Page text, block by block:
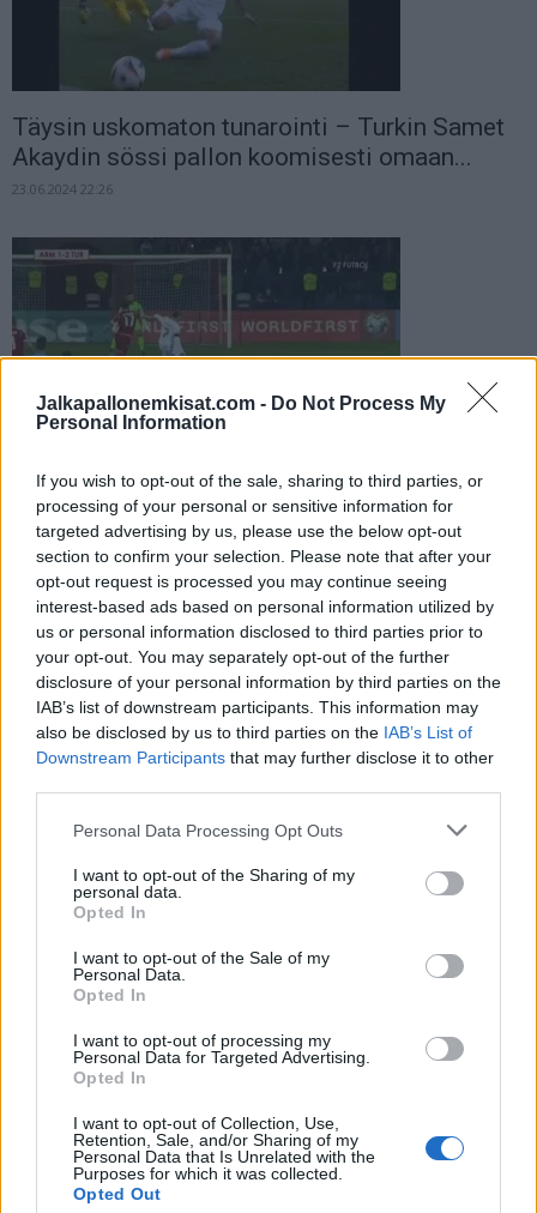
Jalkapallonemkisat.com - Do Not Process My
Personal Information
If you wish to opt-out of the sale, sharing to third parties, or
processing of your personal or sensitive information for
targeted advertising by us, please use the below opt-out
section to confirm your selection. Please note that after your
opt-out request is processed you may continue seeing
interest-based ads based on personal information utilized by
us or personal information disclosed to third parties prior to
your opt-out. You may separately opt-out of the further
disclosure of your personal information by third parties on the
IAB’s list of downstream participants. This information may
also be disclosed by us to third parties on the IAB’s List of
Downstream Participants that may further disclose it to other
Personal Data Processing Opt Outs
I want to opt-out of the Sharing of my
personal data.
Opted In
I want to opt-out of the Sale of my
Personal Data.
Opted In
I want to opt-out of processing my
Personal Data for Targeted Advertising.
Opted In
I want to opt-out of Collection, Use,
Retention, Sale, and/or Sharing of my
Personal Data that Is Unrelated with the
Purposes for which it was collected.
Opted Out
Täysin uskomaton tunarointi – Turkin Samet
Akaydin sössi pallon koomisesti omaan...
23.06.2024 22:26
04.06.2024 23:01
Uutiset